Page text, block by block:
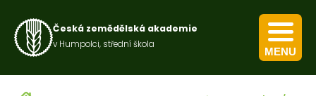
Česká zemědělská akademie
v Humpolci, střední škola
MENU